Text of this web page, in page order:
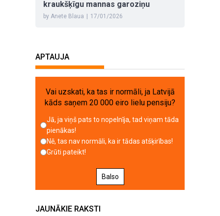
kraukšķīgu mannas garoziņu
by Anete Blaua 17/01/2026
APTAUJA
Vai uzskati, ka tas ir normāli, ja Latvijā
kāds saņem 20 000 eiro lielu pensiju?
Jā, ja viņš pats to nopelnīja, tad viņam tāda
pienākas!
Nē, tas nav normāli, ka ir tādas atšķirības!
Grūti pateikt!
Balso
JAUNĀKIE RAKSTI